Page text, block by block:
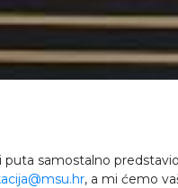
samostalno
, a mi ćemo